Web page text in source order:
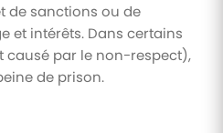
de sanctions ou de
et intérêts. Dans certains
par le non-respect),
de prison.